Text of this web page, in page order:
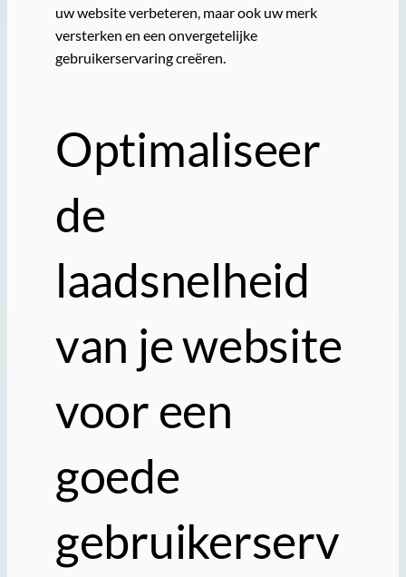
uw website verbeteren, maar ook uw merk
versterken en een onvergetelijke
gebruikerservaring creëren.
Optimaliseer
de
laadsnelheid
van je website
voor een
goede
gebruikerserv